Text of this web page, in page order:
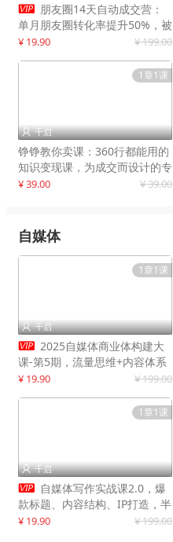
 朋友圈14天自动成交营：
单月朋友圈转化率提升50%，被
动收入超3万元
¥ 19.90 ¥ 199.00
1章1课
 千启
铮铮教你卖课：360行都能用的
知识变现课，为成交而设计的专
属课程
¥ 39.00 ¥ 39.00
自媒体
1章1课
 千启
 2025自媒体商业体构建大
课-第5期，流量思维+内容体系
+变现闭环，打造个人可持续生
¥ 19.90 ¥ 199.00
1章1课
 千启
 自媒体写作实战课2.0，爆
款标题、内容结构、IP打造，半
年复制30万粉月入10万+
¥ 19.90 ¥ 199.00